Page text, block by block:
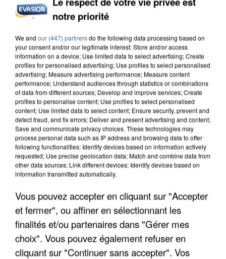
INCENDIES : L’ÎLE-DE-FRANCE LANCE UN ÉLAN
DE SOLIDARITÉ AVEC LES...
APRÈS TOUTES CES CANICULES, LES REFUGES
DE FAUNE SAUVAGE SONT...
notre priorité
We and our (447) partnersdo the following data processing based on
your consent and/or our legitimate interest: Store and/or access
information on a device; Use limited data to select advertising; Create
profiles for personalised advertising; Use profiles to select personalised
advertising; Measure advertising performance; Measure content
performance; Understand audiences through statistics or combinations
of data from different sources; Develop and improve services; Create
profiles to personalise content; Use profiles to select personalised
content; Use limited data to select content; Ensure security, prevent and
detect fraud, and fix errors; Deliver and present advertising and content;
Save and communicate privacy choices. These technologies may
process personal data such as IP address and browsing data to offer
following functionalities: Identify devices based on information actively
requested; Use precise geolocation data; Match and combine data from
other data sources; Link different devices; Identify devices based on
information transmitted automatically.
Vous pouvez accepter en cliquant sur "Accepter
et fermer", ou affiner en sélectionnant les
finalités et/ou partenaires dans "Gérer mes
choix". Vous pouvez également refuser en
cliquant sur "Continuer sans accepter". Vos